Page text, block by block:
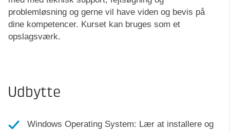
problemløsning og gerne vil have viden og bevis på
dine kompetencer. Kurset kan bruges som et
opslagsværk.
Udbytte
Windows Operating System: Lær at installere og